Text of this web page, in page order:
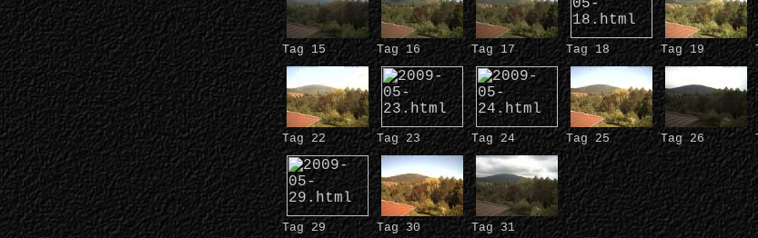
Tag 15 Tag 16 Tag 17 Tag 18 Tag 19
Tag 22 Tag 23 Tag 24 Tag 25 Tag 26
Tag 29 Tag 30 Tag 31